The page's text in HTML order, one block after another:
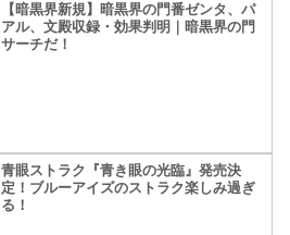
【暗黒界新規】暗黒界の門番ゼンタ、パ
アル、文殿収録・効果判明｜暗黒界の門
サーチだ！
青眼ストラク『青き眼の光臨』発売決
定！ブルーアイズのストラク楽しみ過ぎ
る！